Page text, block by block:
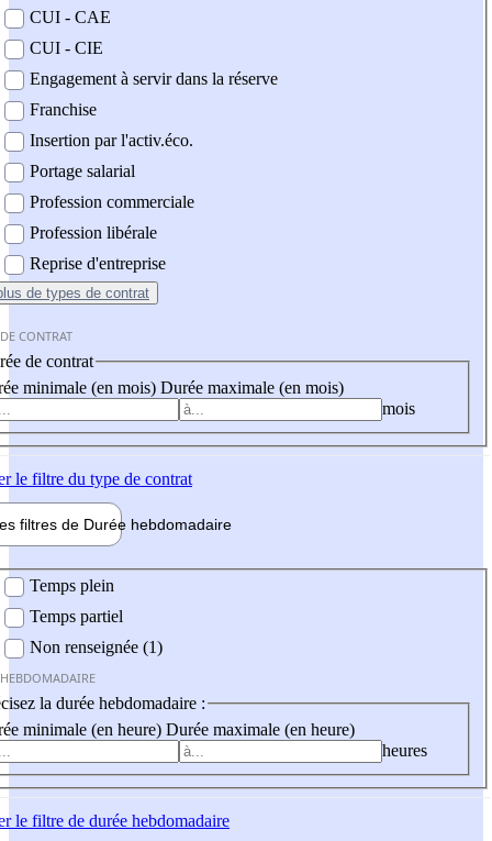
CUI - CAE
CUI - CIE
Engagement à servir dans la réserve
Franchise
Insertion par l'activ.éco.
Portage salarial
Profession commerciale
Profession libérale
Reprise d'entreprise
de types de contrat
CONTRAT
de contrat
minimale (en mois) Durée maximale (en mois)
mois
le filtre du type de contrat
filtres de Durée hebdomadaire
Temps plein
Temps partiel
Non renseignée (1)
la durée hebdomadaire :
minimale (en heure) Durée maximale (en heure)
heures
le filtre de durée hebdomadaire